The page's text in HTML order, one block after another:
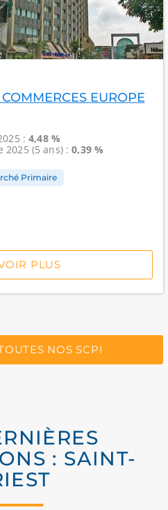
EUROPE
:4,48 %
2025 (5 ans) :0,39 %
Primaire
PLUS
NOS SCPI
: SAINT-